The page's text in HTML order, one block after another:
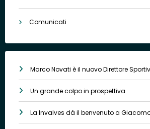
Comunicati
Marco Novati è il nuovo Direttore
Un grande colpo in prospettiva
La Invalves dà il benvenuto a